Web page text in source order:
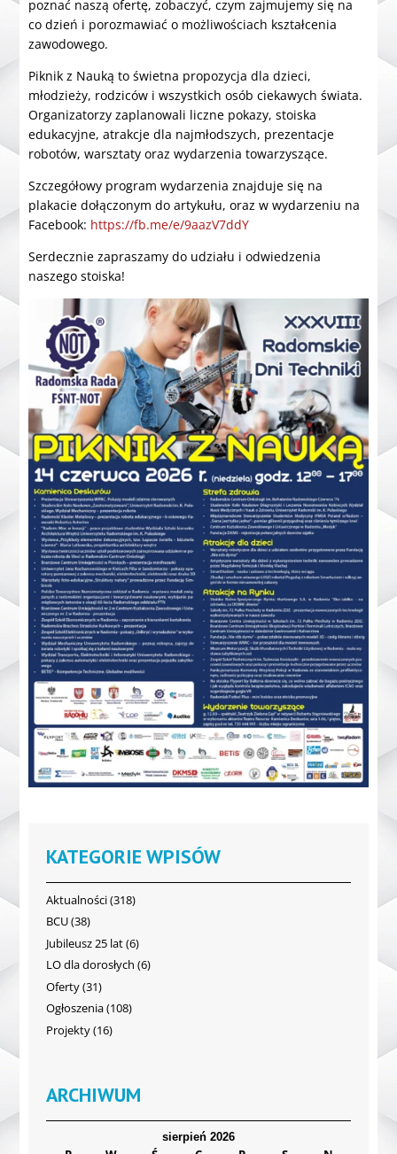
poznać naszą ofertę, zobaczyć, czym zajmujemy się na
co dzień i porozmawiać o możliwościach kształcenia
zawodowego.
Piknik z Nauką to świetna propozycja dla dzieci,
młodzieży, rodziców i wszystkich osób ciekawych świata.
Organizatorzy zaplanowali liczne pokazy, stoiska
edukacyjne, atrakcje dla najmłodszych, prezentacje
robotów, warsztaty oraz wydarzenia towarzyszące.
Szczegółowy program wydarzenia znajduje się na
plakacie dołączonym do artykułu, oraz w wydarzeniu na
Facebook: https://fb.me/e/9aazV7ddY
Serdecznie zapraszamy do udziału i odwiedzenia
naszego stoiska!
KATEGORIE WPISÓW
Aktualności(318)
BCU(38)
Jubileusz 25 lat(6)
LO dla dorosłych (6)
Oferty(31)
Ogłoszenia(108)
Projekty(16)
ARCHIWUM
sierpień 2026